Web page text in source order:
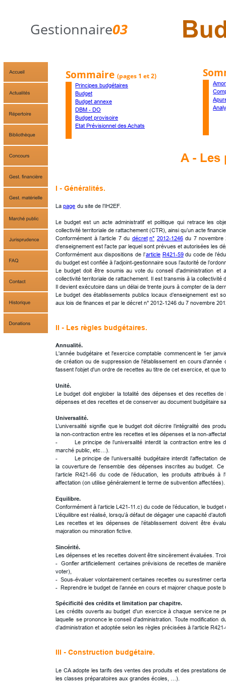
Gestionnaire03
A - Les
I - Généralités.
La page du site de l’IH2EF.
Le budget est un acte administratif et politique qui retrace les
collectivité territoriale de rattachement (CTR), ainsi qu’un acte
Conformément à l’article 7 du décret n° 2012-1246 du 7 novembre
d‘enseignement est l'acte par lequel sont prévues et autorisées les
Conformément aux dispositions de l’article R421-59 du code de
du budget est confiée à l’adjoint-gestionnaire sous l’autorité de
Le budget doit être soumis au vote du conseil d'administration et
collectivité territoriale de rattachement. Il est transmis à la
Il devient exécutoire dans un délai de trente jours à compter de la
Le budget des établissements publics locaux d’enseignement est
aux lois de finances et par le décret n° 2012-1246 du 7 novembre
II - Les règles budgétaires.
Annualité.
L'année budgétaire et l'exercice comptable commencent le 1er
de création ou de suppression de l'établissement en cours d'année
fassent l'objet d'un ordre de recettes au titre de cet exercice, et que
Unité.
Le budget doit englober la totalité des dépenses et des recettes de
dépenses et des recettes et de conserver au document budgétaire
Universalité.
L’universalité signifie que le budget doit décrire l’intégralité des
la non-contraction entre les recettes et les dépenses et la non-
-
Le principe de l’universalité interdit la contraction entre les
marché public, etc…).
-
Le principe de l’universalité budgétaire interdit l’affectation
la couverture de l’ensemble des dépenses inscrites au budget. Ce
l’article R421-66 du code de l’éducation, les produits attribués à
affectation (on utilise généralement le terme de subvention affectées).
Equilibre.
Conformément à l’article L421-11.c) du code de l’éducation, le
L’équilibre est réalisé, lorsqu’à défaut de dégager une capacité
Les recettes et les dépenses de l’établissement doivent être
majoration ou minoration fictive.
Sincérité.
Les dépenses et les recettes doivent être sincèrement évaluées.
- Gonfler artificiellement certaines prévisions de recettes de manière
voter),
-  Sous-évaluer volontairement certaines recettes ou surestimer
-  Reprendre le budget de l’année en cours et majorer chaque poste
Spécificité des crédits et limitation par chapitre.
Les crédits ouverts au budget d'un exercice à chaque service ne
laquelle se prononce le conseil d'administration. Toute modification
d’administration et adoptée selon les règles précisées à l’article
III - Construction budgétaire.
Le CA adopte les tarifs des ventes des produits et des prestations de
les classes préparatoires aux grandes écoles, …).
Principes budgétaires
Budget
Budget annexe
DBM - DO
Budget provisoire
Etat Prévisionnel des Achats
Sommaire (pages 1 et 2)